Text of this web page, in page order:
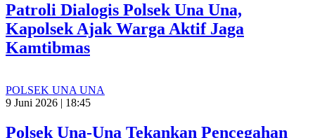
Patroli Dialogis Polsek Una Una,
Kapolsek Ajak Warga Aktif Jaga
Kamtibmas
POLSEK UNA UNA
9 Juni 2026 | 18:45
Polsek Una-Una Tekankan Pencegahan